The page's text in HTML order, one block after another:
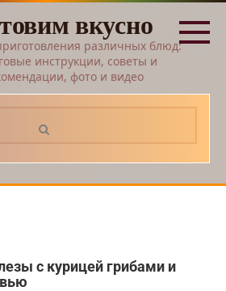
вкусно
различных блюд:
инструкции, советы и
фото и видео
с курицей грибами и